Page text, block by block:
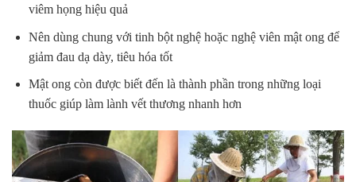
viêm họng hiệu quả
Nên dùng chung với tinh bột nghệ hoặc nghệ viên mật ong để
giảm đau dạ dày, tiêu hóa tốt
Mật ong còn được biết đến là thành phần trong những loại
thuốc giúp làm lành vết thương nhanh hơn